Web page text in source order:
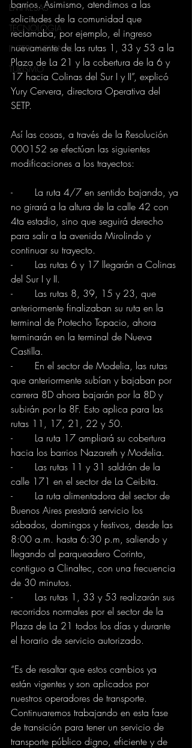
EMPRESAS
TECNOLOGIA
INTERNACIONAL
TURISMO
barrios. Asimismo, atendimos a las
solicitudes de la comunidad que
reclamaba, por ejemplo, el ingreso
nuevamente de las rutas 1, 33 y 53 a la
Plaza de La 21 y la cobertura de la 6 y
17 hacia Colinas del Sur I y II”, explicó
Yury Cervera, directora Operativa del
SETP.
Así las cosas, a través de la Resolución
000152 se efectúan las siguientes
modificaciones a los trayectos:
-	La ruta 4/7 en sentido bajando, ya
no girará a la altura de la calle 42 con
4ta estadio, sino que seguirá derecho
para salir a la avenida Mirolindo y
continuar su trayecto.
-	Las rutas 6 y 17 llegarán a Colinas
del Sur I y II.
-	Las rutas 8, 39, 15 y 23, que
anteriormente finalizaban su ruta en la
terminal de Protecho Topacio, ahora
terminarán en la terminal de Nueva
Castilla.
-	En el sector de Modelia, las rutas
que anteriormente subían y bajaban por
carrera 8D ahora bajarán por la 8D y
subirán por la 8F. Esto aplica para las
rutas 11, 17, 21, 22 y 50.
-	La ruta 17 ampliará su cobertura
hacia los barrios Nazareth y Modelia.
-	Las rutas 11 y 31 saldrán de la
calle 171 en el sector de La Ceibita.
-	La ruta alimentadora del sector de
Buenos Aires prestará servicio los
sábados, domingos y festivos, desde las
8:00 a.m. hasta 6:30 p.m, saliendo y
llegando al parqueadero Corinto,
contiguo a Clinaltec, con una frecuencia
de 30 minutos.
-	Las rutas 1, 33 y 53 realizarán sus
recorridos normales por el sector de la
Plaza de La 21 todos los días y durante
el horario de servicio autorizado.
“Es de resaltar que estos cambios ya
están vigentes y son aplicados por
nuestros operadores de transporte.
Continuaremos trabajando en esta fase
de transición para tener un servicio de
transporte público digno, eficiente y de